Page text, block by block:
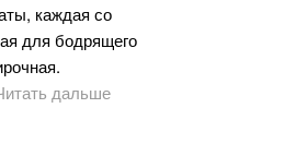
каждая со
для бодрящего
дальше